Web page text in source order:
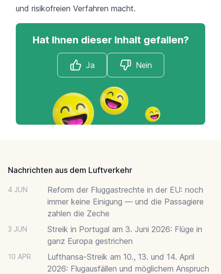
und risikofreien Verfahren macht.
Hat Ihnen dieser Inhalt gefallen?
Ja Nein
Nachrichten aus dem Luftverkehr
4 JUN
Reform der Fluggastrechte in der EU: noch
immer keine Einigung — und die Passagiere
zahlen die Zeche
3 JUN
Streik in Portugal am 3. Juni 2026: Flüge in
ganz Europa gestrichen
10 APR
Lufthansa-Streik am 10., 13. und 14. April
2026: Flugausfällen und möglichem Anspruch